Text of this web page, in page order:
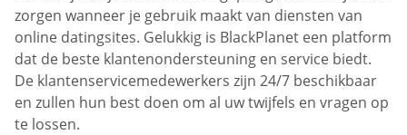
zorgen wanneer je gebruik maakt van diensten van
online datingsites. Gelukkig is BlackPlanet een platform
dat de beste klantenondersteuning en service biedt.
De klantenservicemedewerkers zijn 24/7 beschikbaar
en zullen hun best doen om al uw twijfels en vragen op
te lossen.